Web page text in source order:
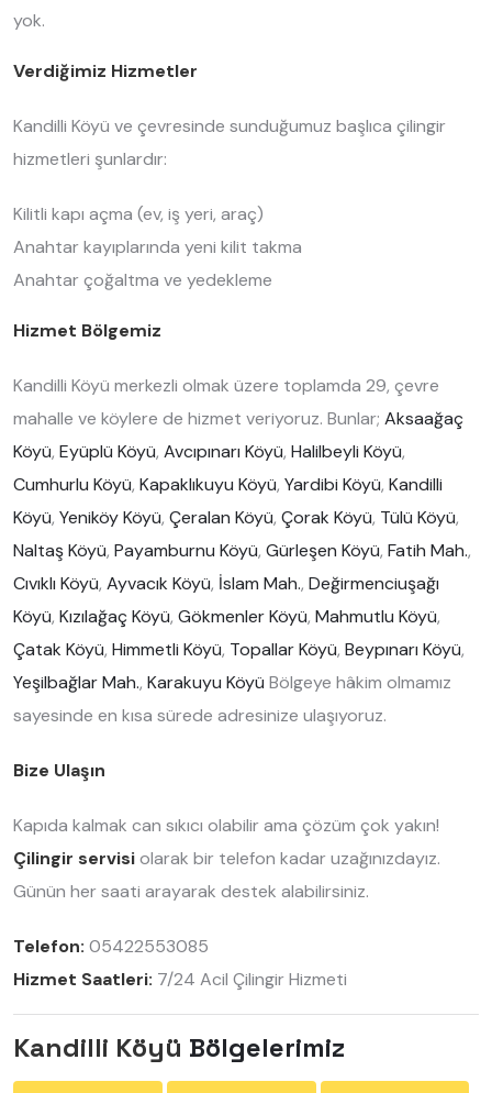
yok.
Verdiğimiz Hizmetler
Kandilli Köyü ve çevresinde sunduğumuz başlıca çilingir
hizmetleri şunlardır:
Kilitli kapı açma (ev, iş yeri, araç)
Anahtar kayıplarında yeni kilit takma
Anahtar çoğaltma ve yedekleme
Hizmet Bölgemiz
Kandilli Köyü merkezli olmak üzere toplamda 29, çevre
mahalle ve köylere de hizmet veriyoruz. Bunlar; Aksaağaç
Köyü, Eyüplü Köyü, Avcıpınarı Köyü, Halilbeyli Köyü,
Cumhurlu Köyü, Kapaklıkuyu Köyü, Yardibi Köyü, Kandilli
Köyü, Yeniköy Köyü, Çeralan Köyü, Çorak Köyü, Tülü Köyü,
Naltaş Köyü, Payamburnu Köyü, Gürleşen Köyü, Fatih Mah.,
Cıvıklı Köyü, Ayvacık Köyü, İslam Mah., Değirmenciuşağı
Köyü, Kızılağaç Köyü, Gökmenler Köyü, Mahmutlu Köyü,
Çatak Köyü, Himmetli Köyü, Topallar Köyü, Beypınarı Köyü,
Yeşilbağlar Mah., Karakuyu Köyü Bölgeye hâkim olmamız
sayesinde en kısa sürede adresinize ulaşıyoruz.
Bize Ulaşın
Kapıda kalmak can sıkıcı olabilir ama çözüm çok yakın!
Çilingir servisiolarak bir telefon kadar uzağınızdayız.
Günün her saati arayarak destek alabilirsiniz.
Telefon: 05422553085
Hizmet Saatleri: 7/24 Acil Çilingir Hizmeti
Kandilli Köyü Bölgelerimiz